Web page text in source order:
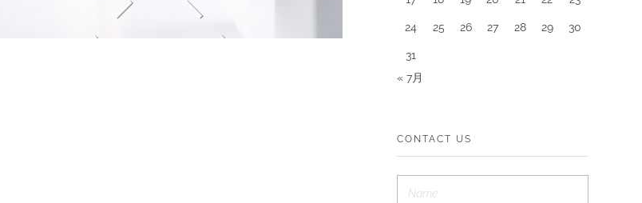
24 25 26 27 28 29 30
31
« 7月
CONTACT US